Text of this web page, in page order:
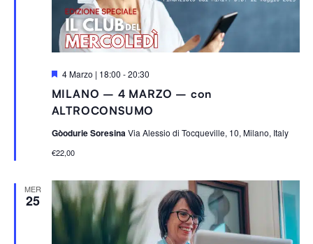
MILANO – 4 MARZO – con
ALTROCONSUMO
S
g
n
a
l
a
t
4 Marzo | 18:00 -20:30
Gòodurie SoresinaVia Alessio di Tocqueville, 10, Milano, Italy
€22,00
MER
25